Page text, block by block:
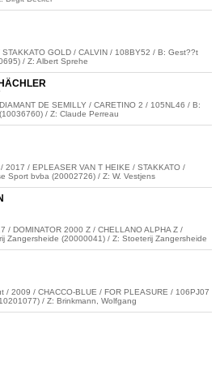
GOLD / CALVIN / 108BY52 / B: Gest??t
/ Z: Albert Sprehe
DE SEMILLY / CARETINO 2 / 105NL46 / B:
/ Z: Claude Perreau
2017 / EPLEASER VAN T HEIKE / STAKKATO /
Sport bvba (20002726) / Z: W. Vestjens
/ DOMINATOR 2000 Z / CHELLANO ALPHA Z /
Zangersheide (20000041) / Z: Stoeterij Zangersheide
/ 2009 / CHACCO-BLUE / FOR PLEASURE / 106PJ07
/ Z: Brinkmann, Wolfgang